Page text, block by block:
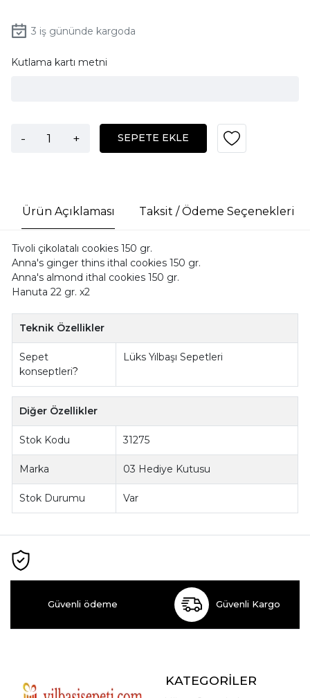
3 iş gününde kargoda
Kutlama kartı metni
- + SEPETE EKLE
Ürün Açıklaması Taksit / Ödeme Seçenekleri
Tivoli çikolatalı cookies 150 gr.
Anna's ginger thins ithal cookies 150 gr.
Anna's almond ithal cookies 150 gr.
Hanuta 22 gr. x2
Teknik Özellikler
Sepet
konseptleri?
Lüks Yılbaşı Sepetleri
Diğer Özellikler
Stok Kodu 31275
Marka 03 Hediye Kutusu
Stok Durumu Var
Güvenli ödeme Güvenli Kargo
KATEGORİLER